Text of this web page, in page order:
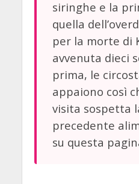
siringhe e la
quella
per la morte di
avvenuta dieci
prima, le
appaiono così
visita sospetta
precedente
su questa